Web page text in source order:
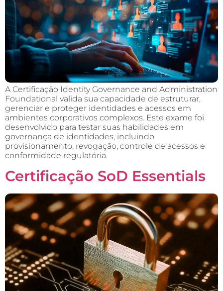
A Certificação Identity Governance and Administration
Foundational valida sua capacidade de estruturar,
gerenciar e proteger identidades e acessos em
ambientes corporativos complexos. Este exame foi
desenvolvido para testar suas habilidades em
governança de identidades, incluindo
provisionamento, revogação, controle de acessos e
conformidade regulatória.
Certificação SoD Essentials